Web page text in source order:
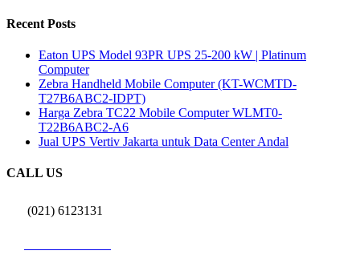
Recent Posts
Eaton UPS Model 93PR UPS 25-200 kW | Platinum
Computer
Zebra Handheld Mobile Computer (KT-WCMTD-
T27B6ABC2-IDPT)
Harga Zebra TC22 Mobile Computer WLMT0-
T22B6ABC2-A6
Jual UPS Vertiv Jakarta untuk Data Center Andal
CALL US
(021) 6123131